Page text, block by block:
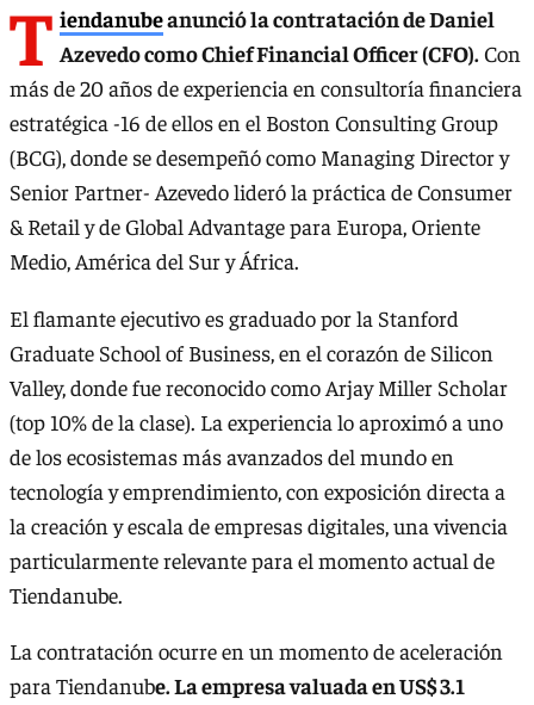
T iendanubeanunció la contratación de Daniel
Azevedo como Chief Financial Officer (CFO).Con
más de 20 años de experiencia en consultoría financiera
estratégica -16 de ellos en el Boston Consulting Group
(BCG), donde se desempeñó como Managing Director y
Senior Partner- Azevedo lideró la práctica de Consumer
& Retail y de Global Advantage para Europa, Oriente
Medio, América del Sur y África.
El flamante ejecutivo es graduado por la Stanford
Graduate School of Business, en el corazón de Silicon
Valley, donde fue reconocido como Arjay Miller Scholar
(top 10% de la clase). La experiencia lo aproximó a uno
de los ecosistemas más avanzados del mundo en
tecnología y emprendimiento, con exposición directa a
la creación y escala de empresas digitales, una vivencia
particularmente relevante para el momento actual de
Tiendanube.
La contratación ocurre en un momento de aceleración
para Tiendanube. La empresa valuada en US$ 3.1